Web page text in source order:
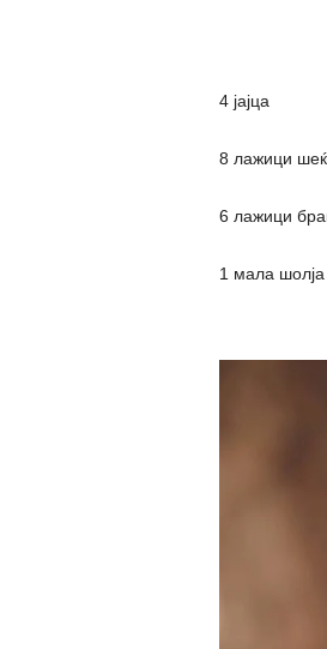
4 јајца
8 лажици
6 лажици
1 мала